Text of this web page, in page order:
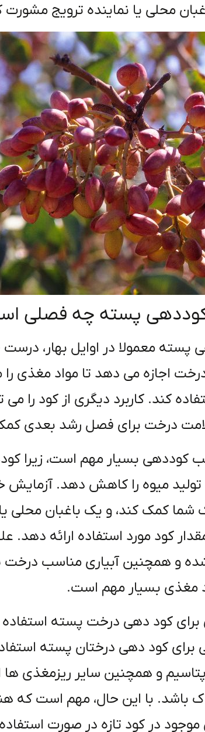
محلی یا نماینده ترویج مشورت
کوددهی پسته چه فصلی
پسته معمولا در اوایل بهار،
اجازه می دهد تا مواد مغذی را
کند. کاربرد دیگری از کود را
درخت برای فصل رشد بعدی
کوددهی بسیار مهم است، زیرا
میوه را کاهش دهد. آزمایش
کمک کند، و یک باغبان محلی
کود مورد استفاده ارائه دهد.
و همچنین آبیاری مناسب
مغذی بسیار مهم است.
برای کود دهی درخت پسته استفاده
برای کود دهی درختان پسته
و همچنین سایر ریزمغذی
باشد. با این حال، مهم است که
موجود در کود تازه در صورت